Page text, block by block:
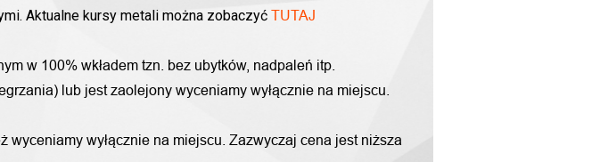
Aktualne kursy metali można zobaczyć TUTAJ
w 100% wkładem tzn. bez ubytków, nadpaleń itp.
lub jest zaolejony wyceniamy wyłącznie na miejscu.
wyceniamy wyłącznie na miejscu. Zazwyczaj cena jest niższa